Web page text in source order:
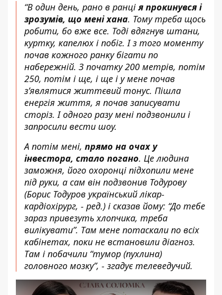
“В один день, рано в ранція прокинувся і
зрозумів, що мені хана. Тому треба щось
робити, бо вже все. Тоді вдягнув штани,
куртку, капелюх і побіг. І з того моменту
почав кожного ранку бігати по
набережній. З початку 200 метрів, потім
250, потім і ще, і ще і у мене почав
з’являтися життєвий тонус. Пішла
енергія життя, я почав записувати
сторіз. І одного разу мені подзвонили і
запросили вести шоу.
А потім мені, прямо на очах у
інвестора, стало погано. Це людина
заможня, його охоронці підхопили мене
під руки, а сам він подзвонив Тодурову
(Борис Тодуров український лікар-
кардіохірург, - ред.) і сказав йому: “До тебе
зараз привезуть хлопчика, треба
вилікувати”. Там мене потаскали по всіх
кабінетах, поки не встановили діагноз.
Там і побачили “тумор (пухлина)
головного мозку”, - згадує телеведучий.